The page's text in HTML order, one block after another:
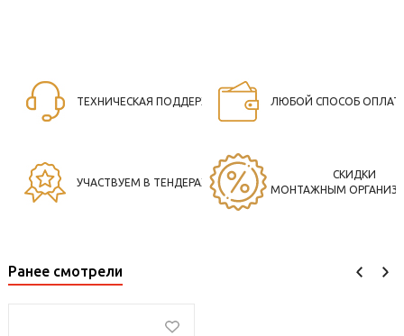
ТЕХНИЧЕСКАЯ ПОДДЕРЖКА ЛЮБОЙ СПОСОБ
УЧАСТВУЕМ В ТЕНДЕРАХ
СКИДКИ
МОНТАЖНЫМ
Ранее смотрели